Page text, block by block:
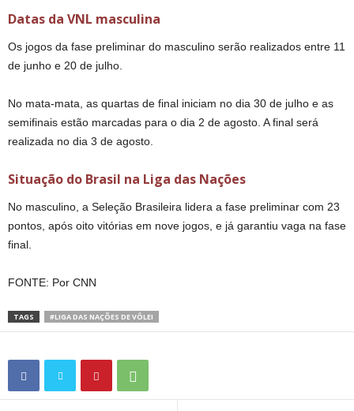
Datas da VNL masculina
Os jogos da fase preliminar do masculino serão realizados entre 11
de junho e 20 de julho.
No mata-mata, as quartas de final iniciam no dia 30 de julho e as
semifinais estão marcadas para o dia 2 de agosto. A final será
realizada no dia 3 de agosto.
Situação do Brasil na Liga das Nações
No masculino, a Seleção Brasileira lidera a fase preliminar com 23
pontos, após oito vitórias em nove jogos, e já garantiu vaga na fase
final.
FONTE: Por CNN
TAGS #LIGA DAS NAÇÕES DE VÔLEI